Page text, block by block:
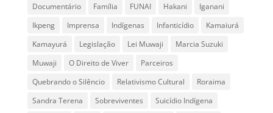
Documentário
Família FUNAI Hakani
Iganani
Ikpeng
Imprensa Indígenas Infanticídio
Kamaiurá
Kamayurá
Legislação Lei Muwaji
Marcia Suzuki
Muwaji
O Direito de Viver
Parceiros
Quebrando o Silêncio
Relativismo Cultural
Roraima
Sandra Terena
Sobreviventes
Suicídio Indígena